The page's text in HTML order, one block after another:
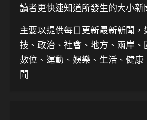
讀者更快速知道所發生的大小新
主要以提供每日更新最新新聞
技、 政治、社會、地方、兩岸、
數位、運動、娛樂、生活、健康
聞